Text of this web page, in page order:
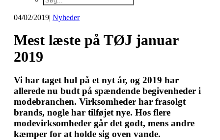
04/02/2019| Nyheder
Mest læste på TØJ januar
2019
Vi har taget hul på et nyt år, og 2019 har
allerede nu budt på spændende begivenheder i
modebranchen. Virksomheder har frasolgt
brands, nogle har tilføjet nye. Hos flere
modevirksomheder går det godt, mens andre
kæmper for at holde sig oven vande.